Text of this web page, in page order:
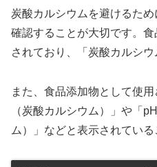
炭酸カルシウムを避けるた
確認することが大切です。
されており、「炭酸カルシウ
また、食品添加物として使
（炭酸カルシウム）」や「
ム）」などと表示されている